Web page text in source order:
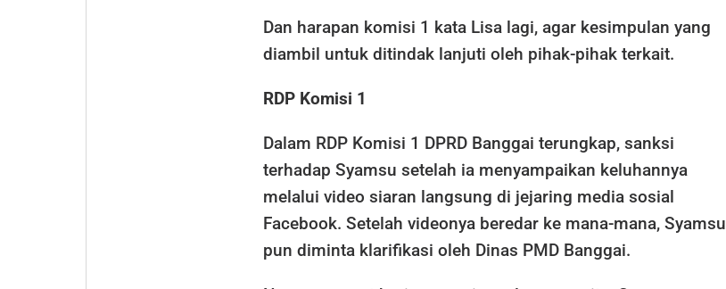
Dan harapan komisi 1 kata Lisa lagi, agar kesimpulan yang
diambil untuk ditindak lanjuti oleh pihak-pihak terkait.
RDP Komisi 1
Dalam RDP Komisi 1 DPRD Banggai terungkap, sanksi
terhadap Syamsu setelah ia menyampaikan keluhannya
melalui video siaran langsung di jejaring media sosial
Facebook. Setelah videonya beredar ke mana-mana, Syamsu
pun diminta klarifikasi oleh Dinas PMD Banggai.